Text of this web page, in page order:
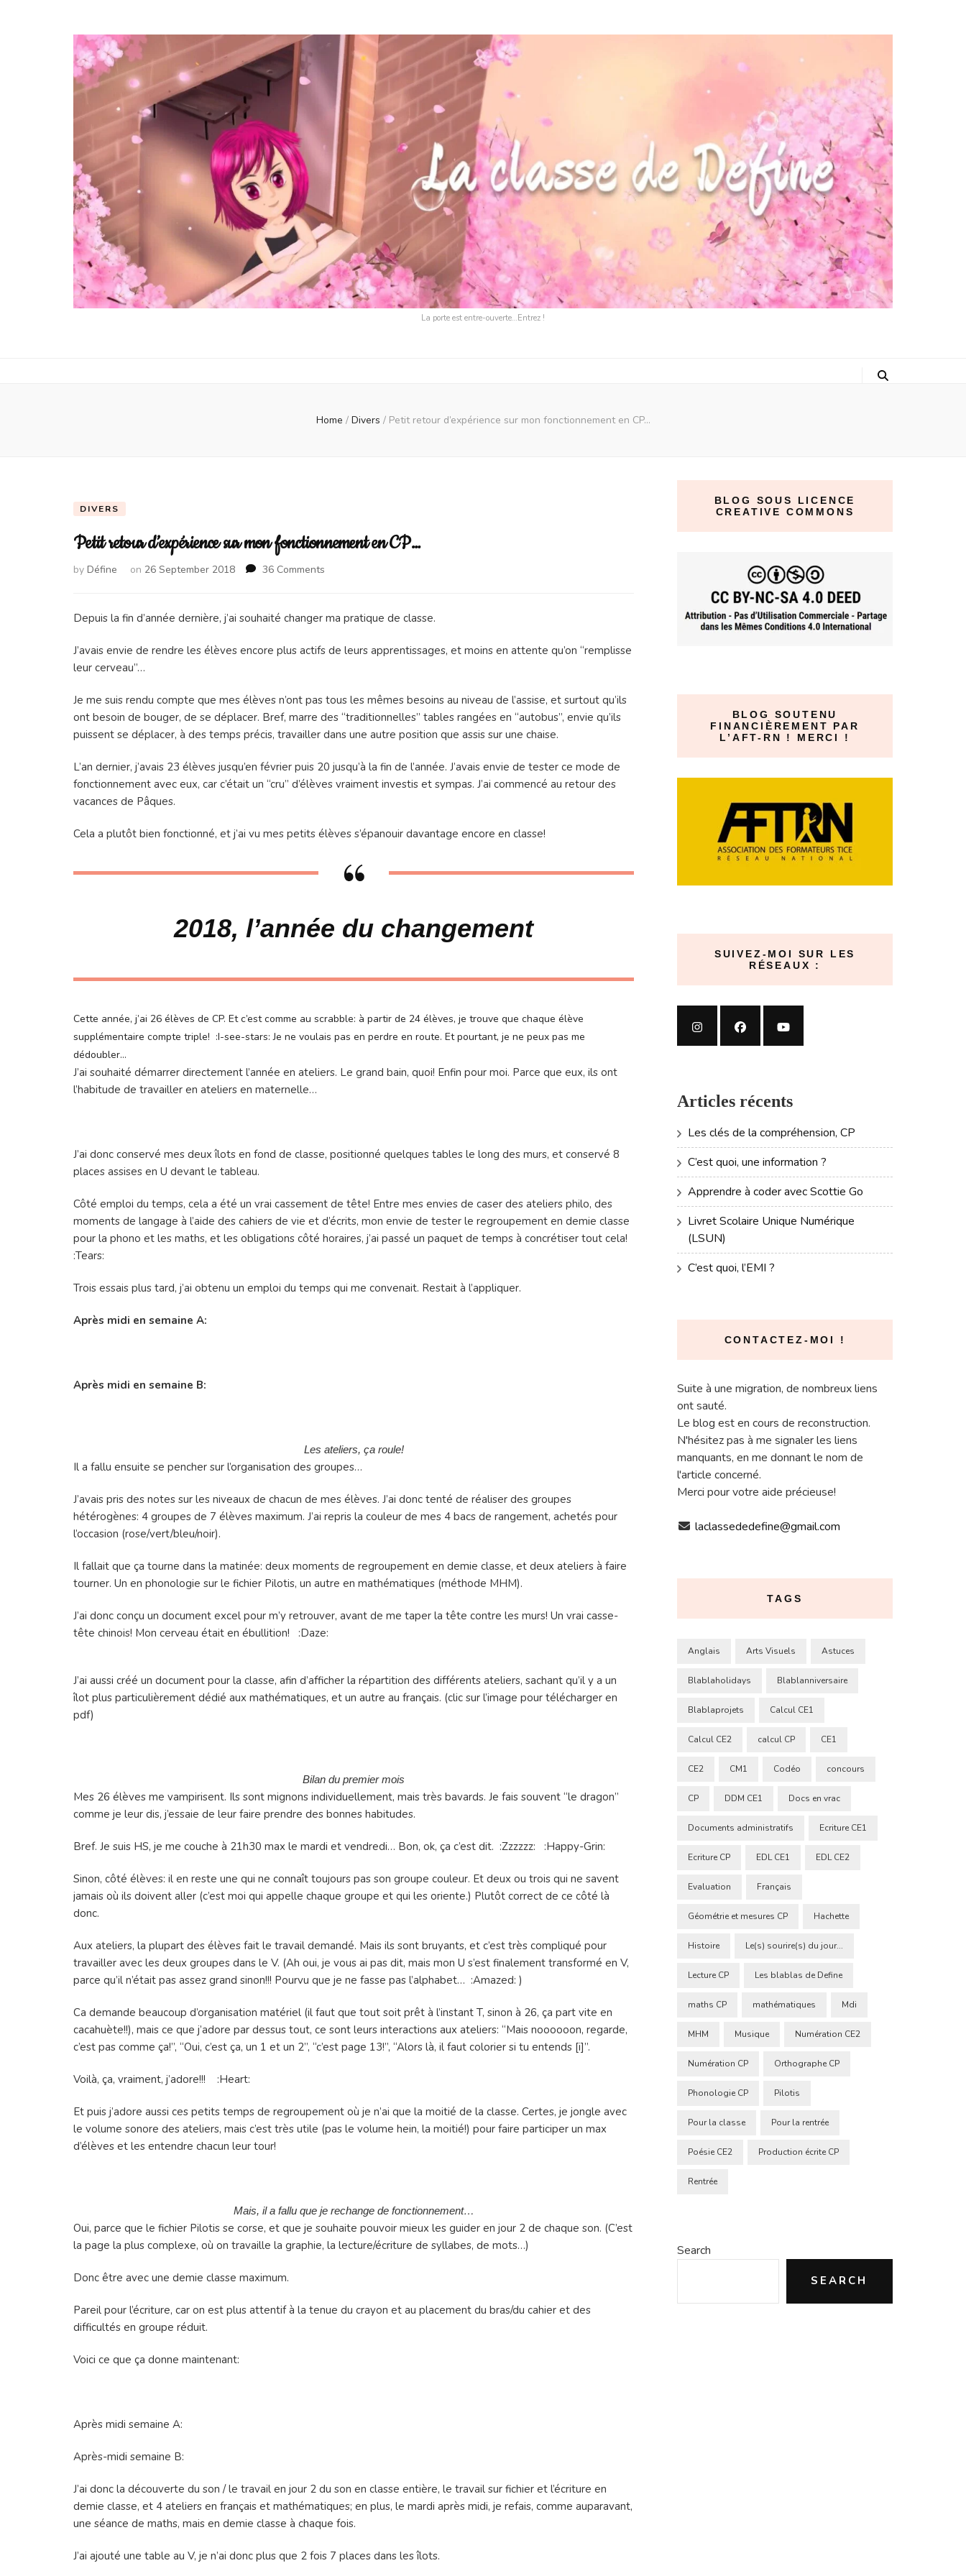
La porte est entre-ouverte…Entrez !
Home / Divers / Petit retour d’expérience sur mon fonctionnement en CP…
DIVERS
Petit retour d’expérience sur mon fonctionnement en CP…
by Défine on 26 September 2018 36 Comments
d’expérience
mon
fonctionnement
Depuis la fin d’année dernière, j’ai souhaité changer ma pratique de classe.
J’avais envie de rendre les élèves encore plus actifs de leurs apprentissages, et moins en attente qu’on “remplisse
leur cerveau”…
Je me suis rendu compte que mes élèves n’ont pas tous les mêmes besoins au niveau de l’assise, et surtout qu’ils
ont besoin de bouger, de se déplacer. Bref, marre des “traditionnelles” tables rangées en “autobus”, envie qu’ils
puissent se déplacer, à des temps précis, travailler dans une autre position que assis sur une chaise.
L’an dernier, j’avais 23 élèves jusqu’en février puis 20 jusqu’à la fin de l’année. J’avais envie de tester ce mode de
fonctionnement avec eux, car c’était un “cru” d’élèves vraiment investis et sympas. J’ai commencé au retour des
vacances de Pâques.
Cela a plutôt bien fonctionné, et j’ai vu mes petits élèves s’épanouir davantage encore en classe!
2018, l’année du changement
Cette année, j’ai 26 élèves de CP. Et c’est comme au scrabble: à partir de 24 élèves, je trouve que chaque élève
supplémentaire compte triple! :I-see-stars: Je ne voulais pas en perdre en route. Et pourtant, je ne peux pas me
dédoubler…
J’ai souhaité démarrer directement l’année en ateliers. Le grand bain, quoi! Enfin pour moi. Parce que eux, ils ont
l’habitude de travailler en ateliers en maternelle…
J’ai donc conservé mes deux îlots en fond de classe, positionné quelques tables le long des murs, et conservé 8
places assises en U devant le tableau.
Côté emploi du temps, cela a été un vrai cassement de tête! Entre mes envies de caser des ateliers philo, des
moments de langage à l’aide des cahiers de vie et d’écrits, mon envie de tester le regroupement en demie classe
pour la phono et les maths, et les obligations côté horaires, j’ai passé un paquet de temps à concrétiser tout cela!
:Tears:
Trois essais plus tard, j’ai obtenu un emploi du temps qui me convenait. Restait à l’appliquer.
Après midi en semaine A:
Après midi en semaine B:
Les ateliers, ça roule!
Il a fallu ensuite se pencher sur l’organisation des groupes…
J’avais pris des notes sur les niveaux de chacun de mes élèves. J’ai donc tenté de réaliser des groupes
hétérogènes: 4 groupes de 7 élèves maximum. J’ai repris la couleur de mes 4 bacs de rangement, achetés pour
l’occasion (rose/vert/bleu/noir).
Il fallait que ça tourne dans la matinée: deux moments de regroupement en demie classe, et deux ateliers à faire
tourner. Un en phonologie sur le fichier Pilotis, un autre en mathématiques (méthode MHM).
J’ai donc conçu un document excel pour m’y retrouver, avant de me taper la tête contre les murs! Un vrai casse-
tête chinois! Mon cerveau était en ébullition! :Daze:
J’ai aussi créé un document pour la classe, afin d’afficher la répartition des différents ateliers, sachant qu’il y a un
îlot plus particulièrement dédié aux mathématiques, et un autre au français. (clic sur l’image pour télécharger en
pdf)
Bilan du premier mois
Mes 26 élèves me vampirisent. Ils sont mignons individuellement, mais très bavards. Je fais souvent “le dragon”
comme je leur dis, j’essaie de leur faire prendre des bonnes habitudes.
Bref. Je suis HS, je me couche à 21h30 max le mardi et vendredi… Bon, ok, ça c’est dit. :Zzzzzz: :Happy-Grin:
Sinon, côté élèves: il en reste une qui ne connaît toujours pas son groupe couleur. Et deux ou trois qui ne savent
jamais où ils doivent aller (c’est moi qui appelle chaque groupe et qui les oriente.) Plutôt correct de ce côté là
donc.
Aux ateliers, la plupart des élèves fait le travail demandé. Mais ils sont bruyants, et c’est très compliqué pour
travailler avec les deux groupes dans le V. (Ah oui, je vous ai pas dit, mais mon U s’est finalement transformé en V,
parce qu’il n’était pas assez grand sinon!!! Pourvu que je ne fasse pas l’alphabet… :Amazed: )
Ca demande beaucoup d’organisation matériel (il faut que tout soit prêt à l’instant T, sinon à 26, ça part vite en
cacahuète!!), mais ce que j’adore par dessus tout, ce sont leurs interactions aux ateliers: “Mais noooooon, regarde,
c’est pas comme ça!”, “Oui, c’est ça, un 1 et un 2”, “c’est page 13!”, “Alors là, il faut colorier si tu entends [i]”.
Voilà, ça, vraiment, j’adore!!! :Heart:
Et puis j’adore aussi ces petits temps de regroupement où je n’ai que la moitié de la classe. Certes, je jongle avec
le volume sonore des ateliers, mais c’est très utile (pas le volume hein, la moitié!) pour faire participer un max
d’élèves et les entendre chacun leur tour!
Mais, il a fallu que je rechange de fonctionnement…
Oui, parce que le fichier Pilotis se corse, et que je souhaite pouvoir mieux les guider en jour 2 de chaque son. (C’est
la page la plus complexe, où on travaille la graphie, la lecture/écriture de syllabes, de mots…)
Donc être avec une demie classe maximum.
Pareil pour l’écriture, car on est plus attentif à la tenue du crayon et au placement du bras/du cahier et des
difficultés en groupe réduit.
Voici ce que ça donne maintenant:
Après midi semaine A:
Après-midi semaine B:
J’ai donc la découverte du son / le travail en jour 2 du son en classe entière, le travail sur fichier et l’écriture en
demie classe, et 4 ateliers en français et mathématiques; en plus, le mardi après midi, je refais, comme auparavant,
une séance de maths, mais en demie classe à chaque fois.
J’ai ajouté une table au V, je n’ai donc plus que 2 fois 7 places dans les îlots.
BLOG SOUS LICENCE
CREATIVE COMMONS
BLOG SOUTENU
FINANCIÈREMENT PAR
L’AFT-RN ! MERCI !
SUIVEZ-MOI SUR LES
RÉSEAUX :
Articles récents
Les clés de la compréhension, CP
C’est quoi, une information ?
Apprendre à coder avec Scottie Go
Livret Scolaire Unique Numérique
(LSUN)
C’est quoi, l’EMI ?
CONTACTEZ-MOI !
Suite à une migration, de nombreux liens
ont sauté.
Le blog est en cours de reconstruction.
N'hésitez pas à me signaler les liens
manquants, en me donnant le nom de
l'article concerné.
Merci pour votre aide précieuse!
laclassededefine@gmail.com
TAGS
Anglais Arts Visuels Astuces
Blablaholidays Blablanniversaire
Blablaprojets Calcul CE1
Calcul CE2 calcul CP CE1
CE2 CM1 Codéo concours
CP DDM CE1 Docs en vrac
Documents administratifs Ecriture CE1
Ecriture CP EDL CE1 EDL CE2
Evaluation Français
Géométrie et mesures CP Hachette
Histoire Le(s) sourire(s) du jour...
Lecture CP Les blablas de Define
maths CP mathématiques Mdi
MHM Musique Numération CE2
Numération CP Orthographe CP
Phonologie CP Pilotis
Pour la classe Pour la rentrée
Poésie CE2 Production écrite CP
Rentrée
Search
SEARCH